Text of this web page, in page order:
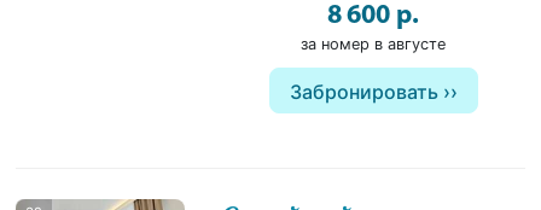
8 600 р.
за номер в августе
Забронировать